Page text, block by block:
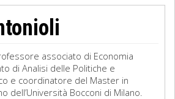
associato di Economia
di Analisi delle Politiche e
e coordinatore del Master in
dell’Università Bocconi di Milano.